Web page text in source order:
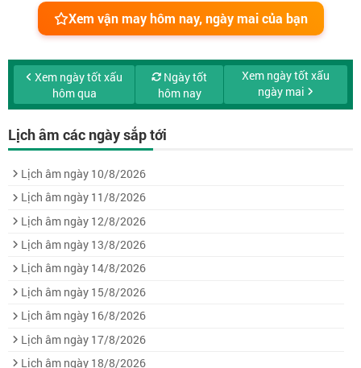
Xem vận may hôm nay, ngày mai của bạn
Xem ngày tốt xấu
hôm qua
Ngày tốt
hôm nay
Xem ngày tốt xấu
ngày mai
Lịch âm các ngày sắp tới
Lịch âm ngày 10/8/2026
Lịch âm ngày 11/8/2026
Lịch âm ngày 12/8/2026
Lịch âm ngày 13/8/2026
Lịch âm ngày 14/8/2026
Lịch âm ngày 15/8/2026
Lịch âm ngày 16/8/2026
Lịch âm ngày 17/8/2026
Lịch âm ngày 18/8/2026